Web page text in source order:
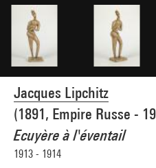
Jacques Lipchitz
(1891, Empire Russe -
Ecuyère à l'éventail
1913 - 1914
Créditos fotográficos : Centre
GrandPalaisRmn
Referencia de la imagen : 4N82807
Difusión de la imagen :